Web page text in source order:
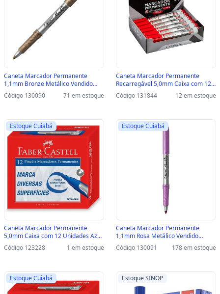
Caneta Marcador Permanente
1,1mm Bronze Metálico Vendido
Unitário - Bic - 971034 - 971034
Código 130090 71 em estoque
Caneta Marcador Permanente
Recarregável 5,0mm Caixa com 12
Unidades Vermelho - BRW - CA7013
- CA7013
Código 131844 12 em estoque
Estoque Cuiabá
Caneta Marcador Permanente
5,0mm Caixa com 12 Unidades Azul
- Faber Castell - NMP/AZ - NMP/AZ
Código 123228 1 em estoque
Estoque Cuiabá
Caneta Marcador Permanente
1,1mm Rosa Metálico Vendido
Unitário - Bic - 971030 - 971030
Código 130091 178 em estoque
Estoque Cuiabá Estoque SINOP